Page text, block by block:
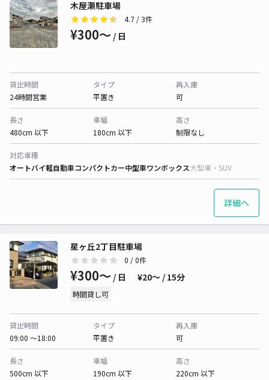
木屋瀬駐車場
4.7 / 3件
¥300〜 / 日
貸出時間
24時間営業
タイプ
平置き
再入庫
可
長さ
480cm 以下
車幅
180cm 以下
高さ
制限なし
対応車種
オートバイ軽自動車コンパクトカー中型車ワンボックス大型車・SUV
詳細へ
星ヶ丘2丁目駐車場
0 / 0件
¥300〜 / 日 ¥20〜 / 15分
時間貸し可
貸出時間
09:00 〜18:00
タイプ
平置き
再入庫
可
長さ
500cm 以下
車幅
190cm 以下
高さ
220cm 以下